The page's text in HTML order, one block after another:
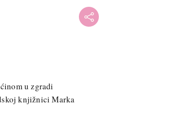
u zgradi
knjižnici Marka